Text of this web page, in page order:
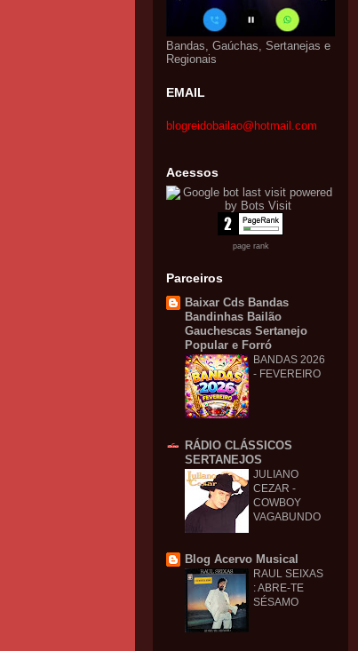
Bandas, Gaúchas, Sertanejas e
Regionais
EMAIL
blogreidobailao@hotmail.com
Acessos
page rank
Parceiros
Baixar Cds Bandas
Bandinhas Bailão
Gauchescas Sertanejo
Popular e Forró
BANDAS 2026
- FEVEREIRO
RÁDIO CLÁSSICOS
SERTANEJOS
JULIANO
CEZAR -
COWBOY
VAGABUNDO
Blog Acervo Musical
RAUL SEIXAS
: ABRE-TE
SÉSAMO